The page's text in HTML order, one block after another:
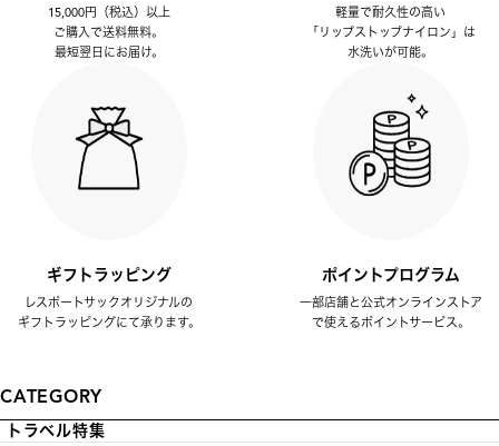
15,000円（税込）以上
ご購入で送料無料。
最短翌日にお届け。
軽量で耐久性の高い
「リップストップナイロン」は
水洗いが可能。
ギフトラッピング
レスポートサックオリジナルの
ギフトラッピングにて承ります。
ポイントプログラム
一部店舗と公式オンラインストア
で使えるポイントサービス。
CATEGORY
トラベル特集